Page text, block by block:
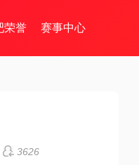
荣誉 赛事中心
3626